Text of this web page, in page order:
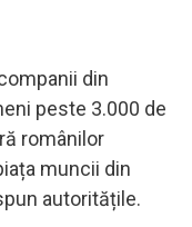
din
peste 3.000 de
românilor
muncii din
autoritățile.